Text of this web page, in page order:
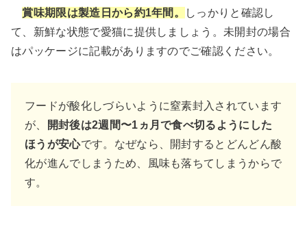
賞味期限は製造日から約1年間。
しっかりと確認し
て、新鮮な状態で愛猫に提供しましょう。未開封の場合
はパッケージに記載がありますのでご確認ください。
フードが酸化しづらいように窒素封入されています
が、
開封後は2週間〜1ヵ月で食べ切るようにした
ほうが安心です。なぜなら、開封するとどんどん酸
化が進んでしまうため、風味も落ちてしまうからで
す。